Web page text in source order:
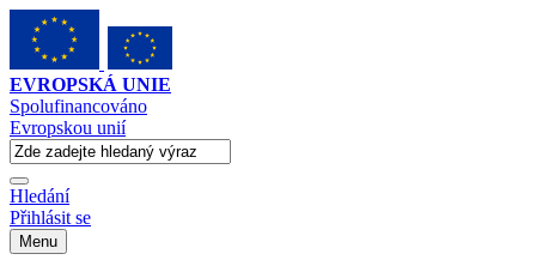
EVROPSKÁ UNIE
Spolufinancováno
Evropskou unií
Hledání
Přihlásit se
Menu